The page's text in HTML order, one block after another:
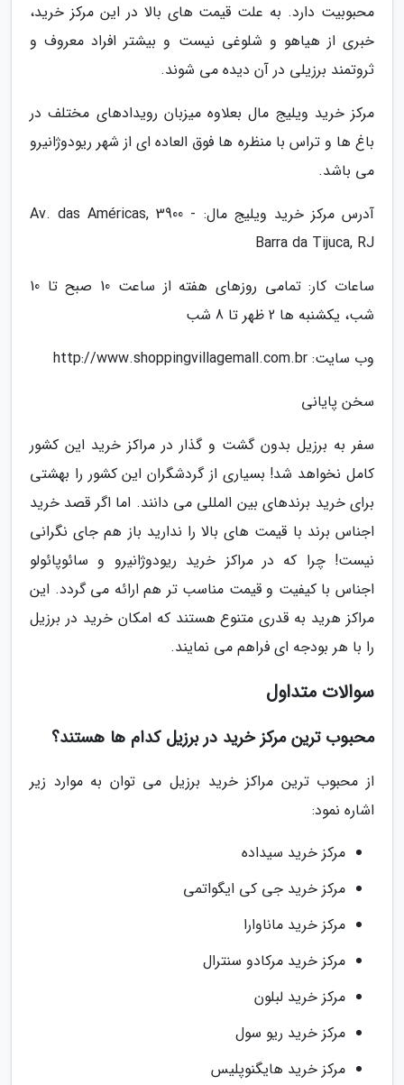
محبوبیت دارد. به علت قیمت های بالا در این مرکز خرید،
خبری از هیاهو و شلوغی نیست و بیشتر افراد معروف و
ثروتمند برزیلی در آن دیده می شوند.
مرکز خرید ویلیج مال بعلاوه میزبان رویدادهای مختلف در
باغ ها و تراس با منظره ها فوق العاده ای از شهر ریودوژانیرو
می باشد.
آدرس مرکز خرید ویلیج مال: Av. das Américas, 3900 -
Barra da Tijuca, RJ
ساعات کار: تمامی روزهای هفته از ساعت 10 صبح تا 10
شب، یکشنبه ها 2 ظهر تا 8 شب
وب سایت: http://www.shoppingvillagemall.com.br
سخن پایانی
سفر به برزیل بدون گشت و گذار در مراکز خرید این کشور
کامل نخواهد شد! بسیاری از گردشگران این کشور را بهشتی
برای خرید برندهای بین المللی می دانند. اما اگر قصد خرید
اجناس برند با قیمت های بالا را ندارید باز هم جای نگرانی
نیست! چرا که در مراکز خرید ریودوژانیرو و سائوپائولو
اجناس با کیفیت و قیمت مناسب تر هم ارائه می گردد. این
مراکز هرید به قدری متنوع هستند که امکان خرید در برزیل
را با هر بودجه ای فراهم می نمایند.
سوالات متداول
محبوب ترین مرکز خرید در برزیل کدام ها هستند؟
از محبوب ترین مراکز خرید برزیل می توان به موارد زیر
اشاره نمود:
مرکز خرید سیداده
مرکز خرید جی کی ایگواتمی
مرکز خرید ماناوارا
مرکز خرید مرکادو سنترال
مرکز خرید لبلون
مرکز خرید ریو سول
مرکز خرید هایگنوپلیس